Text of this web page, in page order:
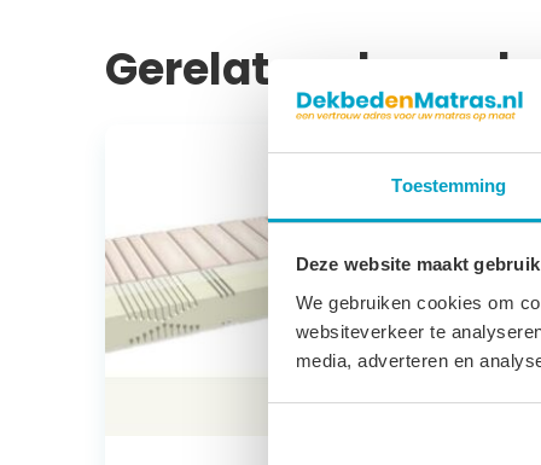
Toestemming
Deze website maakt
We gebruiken cookies om
websiteverkeer te
media, adverteren en
Gerelateerde